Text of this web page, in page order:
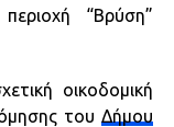
“Βρύση”
οικοδομική
τουΔήμου